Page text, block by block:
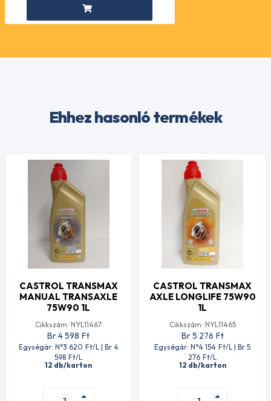
Ehhez hasonló termékek
CASTROL TRANSMAX
MANUAL TRANSAXLE
75W90 1L
Cikkszám: NYL11467
Br 4 598 Ft
Egységár: N°3 620 Ft/L | Br 4
598 Ft/L
12 db/karton
CASTROL TRANSMAX
AXLE LONGLIFE 75W90
1L
Cikkszám: NYL11465
Br 5 276 Ft
Egységár: N°4 154 Ft/L | Br 5
276 Ft/L
12 db/karton